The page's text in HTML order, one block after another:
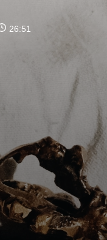
26:51